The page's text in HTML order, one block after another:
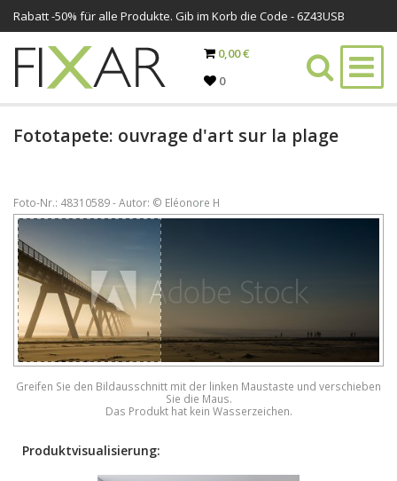
Rabatt -50% für alle Produkte. Gib im Korb die Code - 6Z43USB
0,00 €
0
Fototapete: ouvrage d'art sur la plage
Foto-Nr.: 48310589 - Autor: © Eléonore H
Greifen Sie den Bildausschnitt mit der linken Maustaste und verschieben
Sie die Maus.
Das Produkt hat kein Wasserzeichen.
Produktvisualisierung: